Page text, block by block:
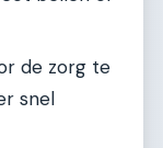
de zorg te
snel